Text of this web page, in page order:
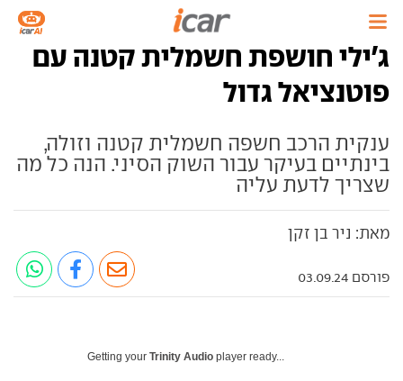
ג'ילי חושפת חשמלית קטנה עם
פוטנציאל גדול
ענקית הרכב חשפה חשמלית קטנה וזולה,
בינתיים בעיקר עבור השוק הסיני. הנה כל מה
שצריך לדעת עליה
מאת: ניר בן זקן
פורסם 03.09.24
Getting your Trinity Audio player ready...